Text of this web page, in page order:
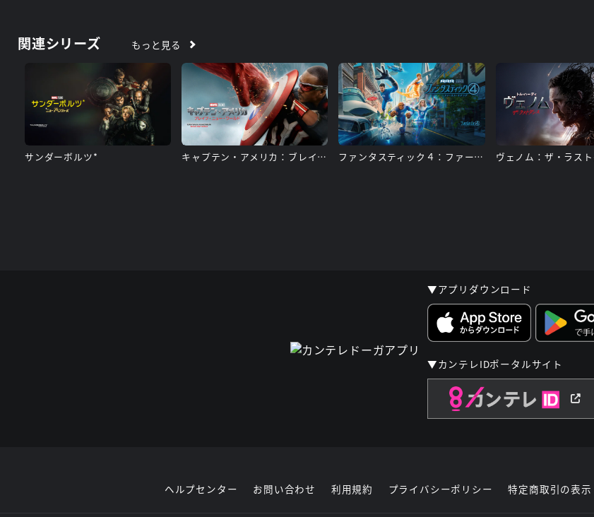
関連シリーズ もっと見る
サンダーボルツ* キャプテン・アメリカ：ブレイブ・ニュー・ワールド ファンタスティック４：ファースト・ステップ ヴェノム：ザ・ラス
▼アプリダウンロード
▼カンテレIDポータルサイト
ヘルプセンター お問い合わせ 利用規約 プライバシーポリシー 特定商取引の表示